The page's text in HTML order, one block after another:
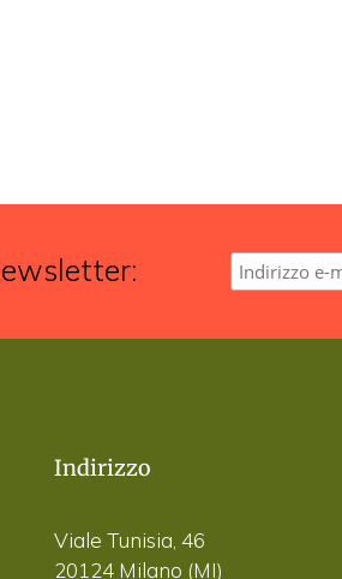
Indirizzo
Viale Tunisia, 46
20124 Milano (MI)